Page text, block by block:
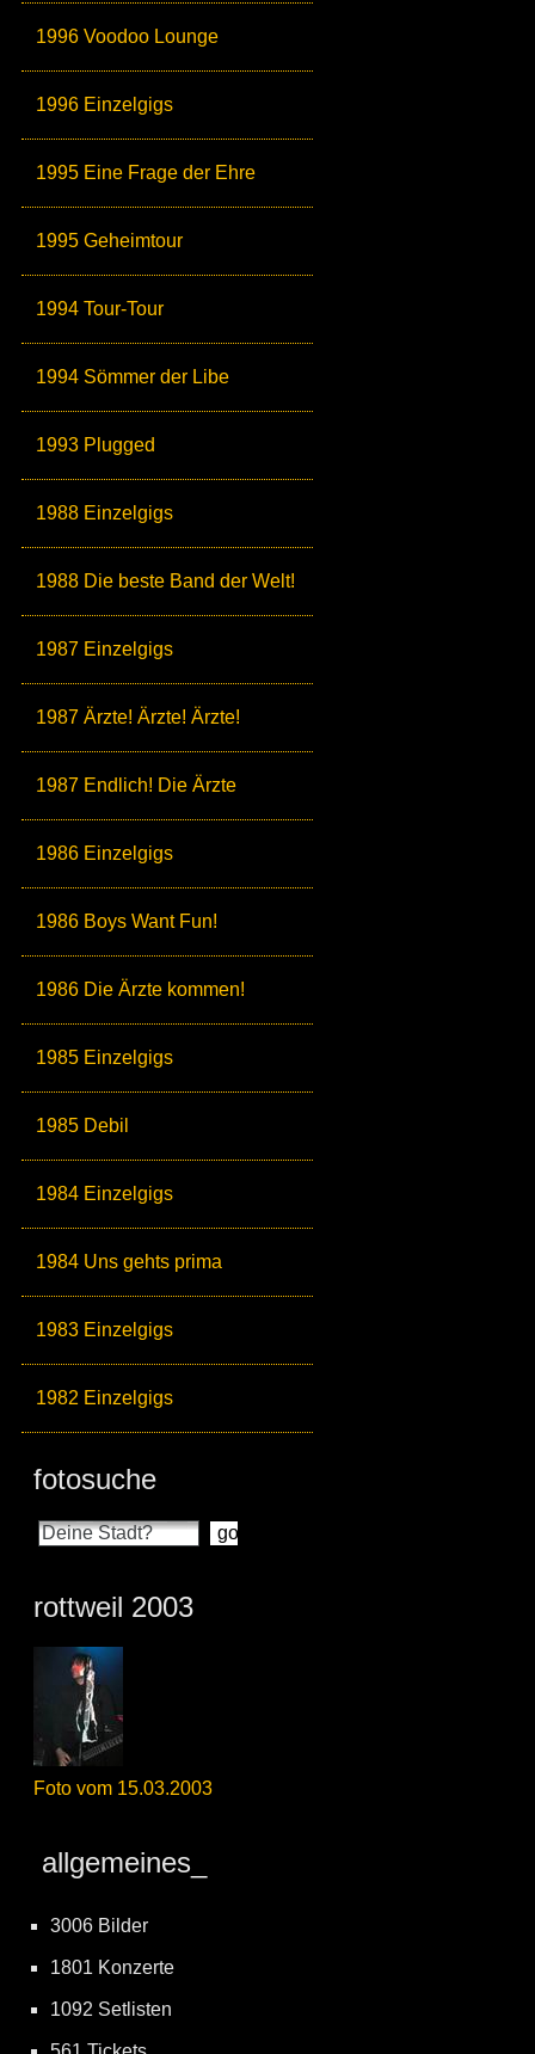
1996 Voodoo Lounge
1996 Einzelgigs
1995 Eine Frage der Ehre
1995 Geheimtour
1994 Tour-Tour
1994 Sömmer der Libe
1993 Plugged
1988 Einzelgigs
1988 Die beste Band der Welt!
1987 Einzelgigs
1987 Ärzte! Ärzte! Ärzte!
1987 Endlich! Die Ärzte
1986 Einzelgigs
1986 Boys Want Fun!
1986 Die Ärzte kommen!
1985 Einzelgigs
1985 Debil
1984 Einzelgigs
1984 Uns gehts prima
1983 Einzelgigs
1982 Einzelgigs
fotosuche
rottweil 2003
Foto vom 15.03.2003
allgemeines_
3006 Bilder
1801 Konzerte
1092 Setlisten